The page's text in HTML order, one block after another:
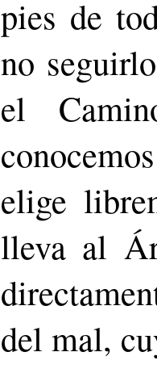
pies de
no
el
elige
lleva al
del mal,